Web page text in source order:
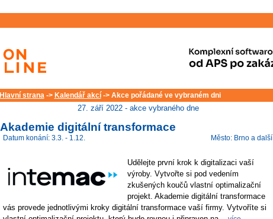
Hlavní strana-> Kalendář akcí-> Akce pořádané ve vybraném dni
27. září 2022 - akce vybraného dne
Akademie digitální transformace
Datum konání: 3.3. - 1.12. Město: Brno a další
Udělejte první krok k digitalizaci vaší
výroby. Vytvořte si pod vedením
zkušených koučů vlastní optimalizační
projekt. Akademie digitální transformace
vás provede jednotlivými kroky digitální transformace vaší firmy. Vytvoříte si